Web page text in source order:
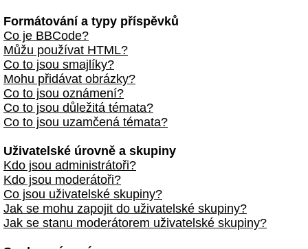
Formátování a typy příspěvků
Co je BBCode?
Můžu používat HTML?
Co to jsou smajlíky?
Mohu přidávat obrázky?
Co to jsou oznámení?
Co to jsou důležitá témata?
Co to jsou uzamčená témata?
Uživatelské úrovně a skupiny
Kdo jsou administrátoři?
Kdo jsou moderátoři?
Co jsou uživatelské skupiny?
Jak se mohu zapojit do uživatelské skupiny?
Jak se stanu moderátorem uživatelské skupiny?